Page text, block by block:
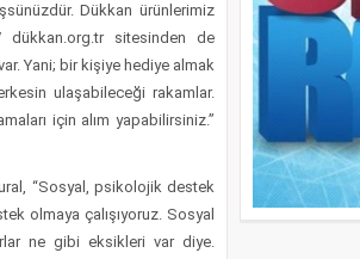
Dükkan ürünlerimiz
dükkan.org.tr sitesinden de
Yani; bir kişiye hediye almak
ulaşabileceği rakamlar.
için alım yapabilirsiniz.”
“Sosyal, psikolojik destek
olmaya çalışıyoruz. Sosyal
ne gibi eksikleri var diye.